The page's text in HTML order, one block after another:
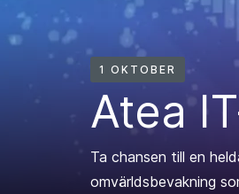
1 OKTOBER
Atea
Ta chansen till en
omvärldsbevakning